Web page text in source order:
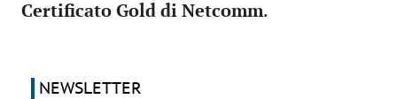
Certificato Gold di Netcomm.
NEWSLETTER